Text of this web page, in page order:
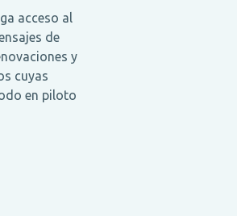
acceso al
de
y
cuyas
en piloto